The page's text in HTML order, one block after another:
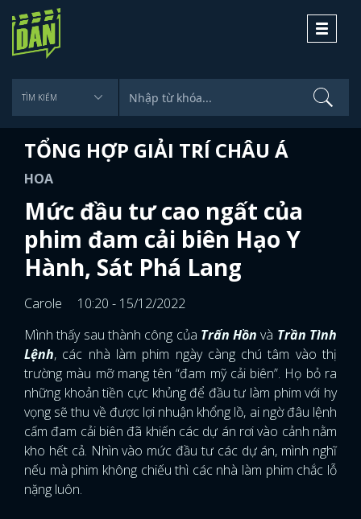
Toggle
TỔNG HỢP GIẢI TRÍ CHÂU Á
HOA
Mức đầu tư cao ngất của
phim đam cải biên Hạo Y
Hành, Sát Phá Lang
Carole
10:20 - 15/12/2022
Mình thấy sau thành công của Trấn Hồn và Trần Tình
Lệnh, các nhà làm phim ngày càng chú tâm vào thị
trường màu mỡ mang tên “đam mỹ cải biên”. Họ bỏ ra
những khoản tiền cực khủng để đầu tư làm phim với hy
vọng sẽ thu về được lợi nhuận khổng lồ, ai ngờ đâu lệnh
cấm đam cải biên đã khiến các dự án rơi vào cảnh nằm
kho hết cả. Nhìn vào mức đầu tư các dự án, mình nghĩ
nếu mà phim không chiếu thì các nhà làm phim chắc lỗ
nặng luôn.